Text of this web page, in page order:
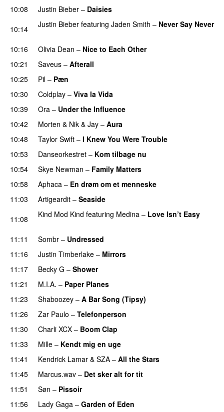
10:08 Justin Bieber – Daisies
10:14
Justin Bieber featuring Jaden Smith – Never Say Never
10:16 Olivia Dean – Nice to Each Other
10:21
Saveus – Afterall
10:25
Pil – Pæn
10:30
Coldplay – Viva la Vida
10:39
Ora – Under the Influence
10:42
Morten & Nik & Jay – Aura
10:48
Taylor Swift – I Knew You Were Trouble
10:53
Danseorkestret – Kom tilbage nu
10:54
Skye Newman – Family Matters
10:58 Aphaca – En drøm om et menneske
11:03 Artigeardit – Seaside
11:08
Kind Mod Kind featuring Medina – Love Isn’t Easy
11:11 Sombr – Undressed
11:16 Justin Timberlake – Mirrors
11:17
Becky G – Shower
11:21
M.I.A. – Paper Planes
11:23 Shaboozey – A Bar Song (Tipsy)
11:26
Zar Paulo – Telefonperson
11:30 Charli XCX – Boom Clap
11:33
Mille – Kendt mig en uge
11:41
Kendrick Lamar & SZA – All the Stars
11:45
Marcus.wav – Det sker alt for tit
11:51 Søn – Pissoir
11:56 Lady Gaga – Garden of Eden